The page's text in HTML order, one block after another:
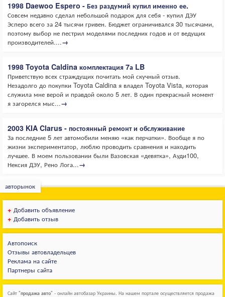
1998 Daewoo Espero - Без раздумий купил именно ее.
Совсем недавно сделал небольшой подарок для себя - купил ДЭУ
Эсперо всего за 24 тысячи гривен. Бюджет ограничивался 30 тысячами,
поэтому выбор не пестрил моделями последних годов и от ведущих
производителей....→
1998 Toyota Caldina комплектация 7а LB
Приветствую всех страждущих почитать мой скучный отзыв.
Незадолго до покупки Toyota Caldina я владел Toyota Vista, которая
служила мне верой и правдой около 5 лет. В один прекрасный момент
я загорелся мыс...→
2003 KIA Clarus - постоянный ремонт и обслуживание
За последние 5 лет автомобили меняю «как перчатки». Вообще я по
жизни экспериментатор, люблю проводить сравнения и находить
лучшее. В моем пользовании были Вазовская «девятка», Ауди100,
Нексия ДЭУ, Рено Лога...→
авторынок
+ Добавить объявление
+ Добавить отзыв
Автопоиск
Отзывы автовладельцев
Реклама на сайте
Партнеры сайта
Сайт "продажа авто" - онлайн автобазар Украины. На нашем портале осуществляется продажа